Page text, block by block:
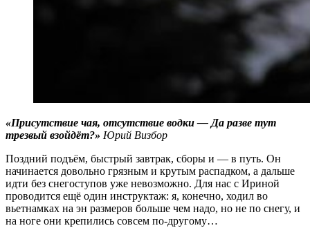
«Присутствие чая, отсутствие водки — Да разве тут
трезвый взойдёт?» Юрий Визбор
Поздний подъём, быстрый завтрак, сборы и — в путь. Он
начинается довольно грязным и крутым распадком, а дальше
идти без снегоступов уже невозможно. Для нас с Ириной
проводится ещё один инструктаж: я, конечно, ходил во
вьетнамках на эн размеров больше чем надо, но не по снегу, и
на ноге они крепились совсем по-другому…